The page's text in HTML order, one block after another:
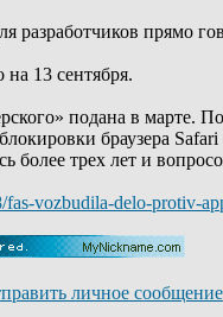
разработчиков прямо
на 13 сентября.
подана в марте.
браузера
более трех лет и
vozbudila-delo-protiv-